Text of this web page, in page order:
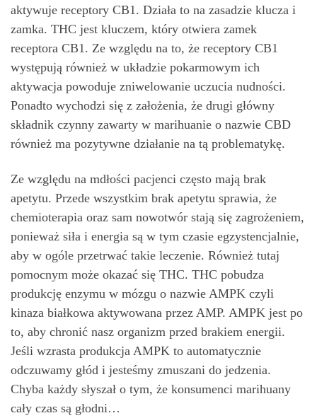
aktywuje receptory CB1. Działa to na zasadzie klucza i
zamka. THC jest kluczem, który otwiera zamek
receptora CB1. Ze względu na to, że receptory CB1
występują również w układzie pokarmowym ich
aktywacja powoduje zniwelowanie uczucia nudności.
Ponadto wychodzi się z założenia, że drugi główny
składnik czynny zawarty w marihuanie o nazwie CBD
również ma pozytywne działanie na tą problematykę.
Ze względu na mdłości pacjenci często mają brak
apetytu. Przede wszystkim brak apetytu sprawia, że
chemioterapia oraz sam nowotwór stają się zagrożeniem,
ponieważ siła i energia są w tym czasie egzystencjalnie,
aby w ogóle przetrwać takie leczenie. Również tutaj
pomocnym może okazać się THC. THC pobudza
produkcję enzymu w mózgu o nazwie AMPK czyli
kinaza białkowa aktywowana przez AMP. AMPK jest po
to, aby chronić nasz organizm przed brakiem energii.
Jeśli wzrasta produkcja AMPK to automatycznie
odczuwamy głód i jesteśmy zmuszani do jedzenia.
Chyba każdy słyszał o tym, że konsumenci marihuany
cały czas są głodni…